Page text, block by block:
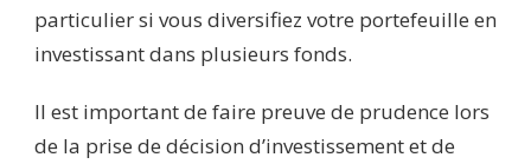
particulier si vous diversifiez votre portefeuille en
investissant dans plusieurs fonds.
Il est important de faire preuve de prudence lors
de la prise de décision d’investissement et de